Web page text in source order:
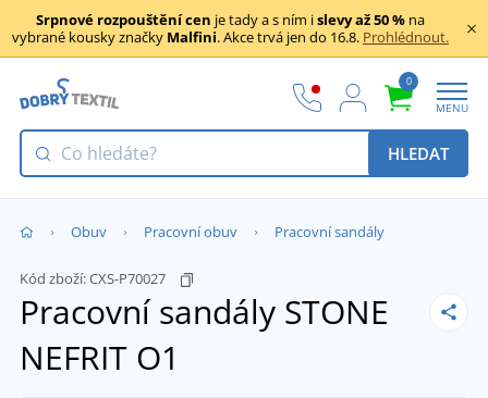
Srpnové rozpouštění cen je tady a s ním islevy až 50 % na
vybrané kousky značky Malfini. Akce trvá jen do 16.8. Prohlédnout.
0
MENU
HLEDAT
Obuv Pracovní obuv Pracovní sandály
Kód zboží:CXS-P70027
Pracovní sandály STONE
NEFRIT O1